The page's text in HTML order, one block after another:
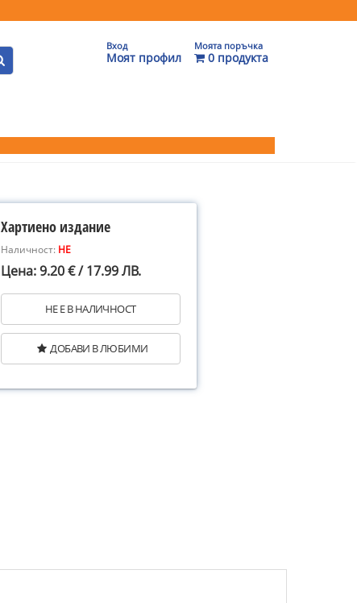
Вход
Моят профил
Моята поръчка
0 продукта
Хартиено издание
Наличност: НЕ
Цена: 9.20 € / 17.99 ЛВ.
НЕ Е В НАЛИЧНОСТ
ДОБАВИ В ЛЮБИМИ